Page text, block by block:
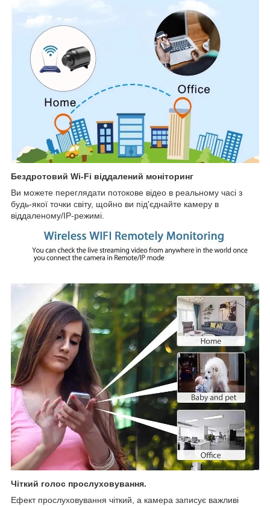
Бездротовий Wi-Fi віддалений моніторинг
Ви можете переглядати потокове відео в реальному часі з
будь-якої точки світу, щойно ви під'єднайте камеру в
віддаленому/IP-режимі.
Чіткий голос прослуховування.
Ефект прослуховування чіткий, а камера записує важливі